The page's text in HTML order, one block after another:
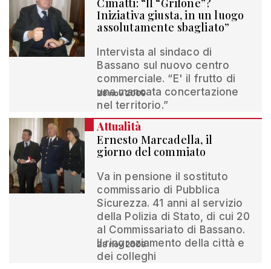
Cimatti: “Il “Grifone”?
Iniziativa giusta, in un luogo
assolutamente sbagliato”
Intervista al sindaco di
Bassano sul nuovo centro
commerciale. “E' il frutto di
una mancata concertazione
nel territorio.”
28 nov 2009
Attualità
Ernesto Marcadella, il
giorno del commiato
Va in pensione il sostituto
commissario di Pubblica
Sicurezza. 41 anni al servizio
della Polizia di Stato, di cui 20
al Commissariato di Bassano.
Il ringraziamento della città e
dei colleghi
28 nov 2009